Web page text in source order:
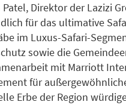
Patel, Direktor der Lazizi
für das ultimative
im Luxus-Safari-
sowie die
mit Marriott
für
Erbe der Region